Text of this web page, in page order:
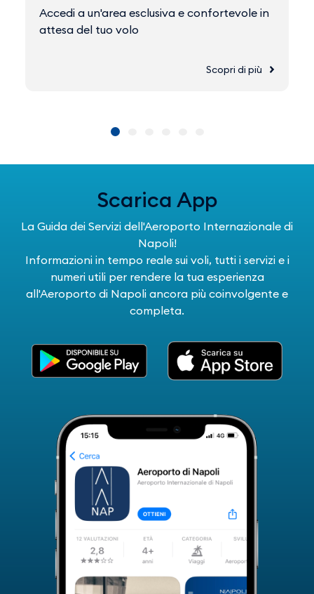
Accedi a un'area esclusiva e confortevole in
attesa del tuo volo
Scopri di più
Scarica App
La Guida dei Servizi dell'Aeroporto Internazionale di
Napoli!
Informazioni in tempo reale sui voli, tutti i servizi e i
numeri utili per rendere la tua esperienza
all'Aeroporto di Napoli ancora più coinvolgente e
completa.